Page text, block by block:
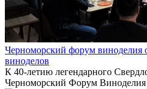
Черноморский форум виноделия
виноделов
К 40-летию легендарного
Черноморский Форум